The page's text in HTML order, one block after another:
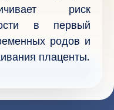
риск
в первый
родов и
плаценты.